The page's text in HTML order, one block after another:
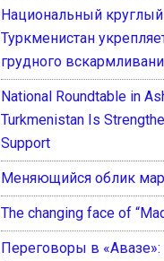
Национальный
Туркменистан
грудного
National Roundtable in
Turkmenistan Is
Support
Меняющийся облик
The changing face of
Переговоры в